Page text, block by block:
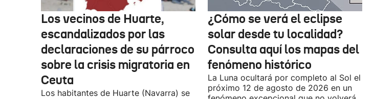
Los vecinos de Huarte,
escandalizados por las
declaraciones de su párroco
sobre la crisis migratoria en
Ceuta
Los habitantes de Huarte (Navarra) se
¿Cómo se verá el eclipse
solar desde tu localidad?
Consulta aquí los mapas del
fenómeno histórico
La Luna ocultará por completo al Sol el
próximo 12 de agosto de 2026 en un